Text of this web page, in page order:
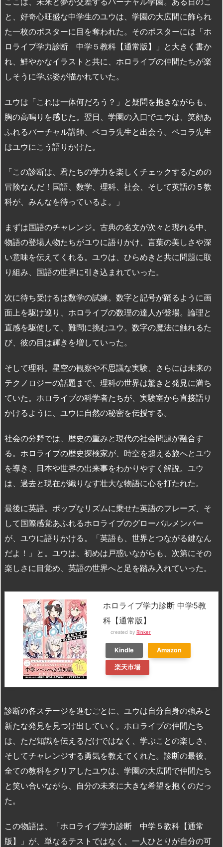
と、好奇心旺盛な中学生のユウは、学園の大広間に飾られ
た一枚のポスターに目を奪われた。そのポスターには「ホ
ロライブ学力診断 中学５教科【通常版】」と大きく書か
れ、鮮やかなイラストと共に、ホロライブの仲間たちが楽
しそうに学ぶ姿が描かれていた。
ユウは「これは一体何だろう？」と疑問を抱きながらも、
胸の高鳴りを感じた。翌日、学園の入口でユウは、笑顔あ
ふれるバーチャル講師、ペコラ先生と出会う。ペコラ先生
はユウにこう語りかけた。
「この診断は、君たちの学力を楽しくチェックするための
冒険なんだ！国語、数学、理科、社会、そして英語の５教
科が、みんなを待っているよ。」
まずは国語のチャレンジ。古典の名文が次々と現れる中、
物語の登場人物たちがユウに語りかけ、言葉の美しさや深
い意味を伝えてくれる。ユウは、ひらめきと共に問題に取
り組み、国語の世界に引き込まれていった。
次に待ち受けるは数学の試練。数字と記号が踊るように画
面上を駆け巡り、ホロライブの数理の達人が登場。論理と
直感を駆使して、難問に挑むユウ。数字の魔法に触れるた
び、彼の目は輝きを増していった。
そして理科。星空の観察や不思議な実験、さらには未来の
テクノロジーの話題まで、理科の世界は驚きと発見に満ち
ていた。ホロライブの科学者たちが、実験室から直接語り
かけるように、ユウに自然の秘密を伝授する。
社会の分野では、歴史の重みと現代の社会問題が融合す
る。ホロライブの歴史探検家が、時空を超える旅へとユウ
を導き、日本や世界の出来事をわかりやすく解説。ユウ
は、過去と現在が織りなす壮大な物語に心を打たれた。
最後に英語。ポップなリズムに乗せた英語のフレーズ、そ
して国際感覚あふれるホロライブのグローバルメンバー
が、ユウに語りかける。「英語も、世界とつながる鍵なん
だよ！」と。ユウは、初めは戸惑いながらも、次第にその
楽しさに目覚め、英語の世界へと足を踏み入れていった。
ホロライブ学力診断 中学5教
科【通常版】
created by Rinker
Kindle Amazon
楽天市場
診断の各ステージを進むごとに、ユウは自分自身の強みと
新たな発見を見つけ出していく。ホロライブの仲間たち
は、ただ知識を伝えるだけではなく、学ぶことの楽しさ、
そしてチャレンジする勇気を教えてくれた。診断の最後、
全ての教科をクリアしたユウは、学園の大広間で仲間たち
と笑い合いながら、自分の未来に大きな希望を抱くのだっ
た。
この物語は、「ホロライブ学力診断 中学５教科【通常
版】」が、単なるテストではなく、一人ひとりが自分の可